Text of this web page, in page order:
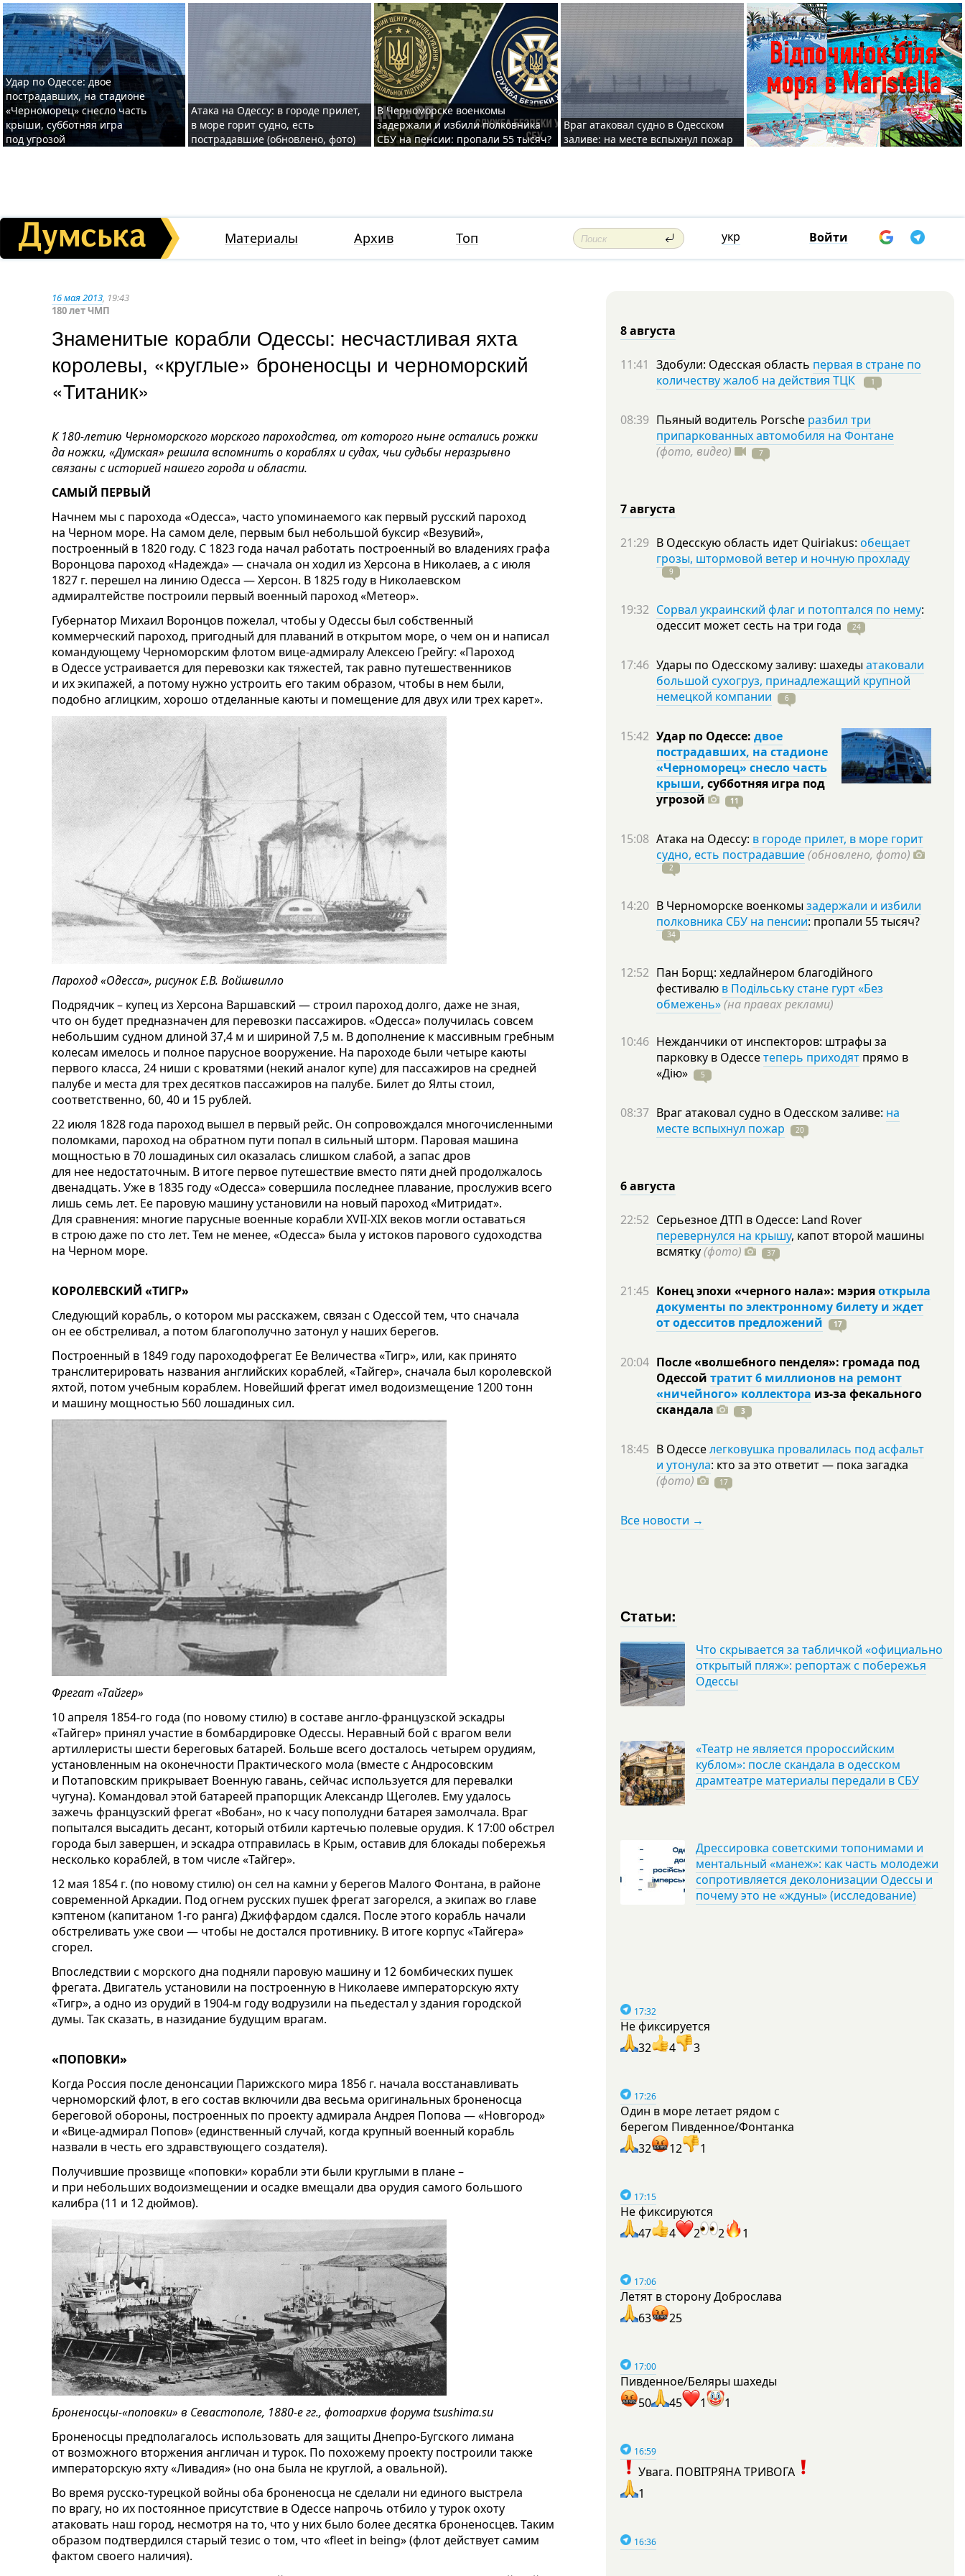
Удар по Одессе: двое
пострадавших, на стадионе
«Черноморец» снесло часть
крыши, субботняя игра
под угрозой
Атака на Одессу: в городе прилет,
в море горит судно, есть
пострадавшие (обновлено, фото)
В Черноморске военкомы
задержали и избили полковника
СБУ на пенсии: пропали 55 тысяч?
Враг атаковал судно в Одесском
заливе: на месте вспыхнул пожар
Материалы Архив Топ укр Войти
16 мая 2013, 19:43
180 лет ЧМП
Знаменитые корабли Одессы: несчастливая яхта
королевы, «круглые» броненосцы и черноморский
«Титаник»
К 180-летию Черноморского морского пароходства, от которого ныне остались рожки
да ножки, «Думская» решила вспомнить о кораблях и судах, чьи судьбы неразрывно
связаны с историей нашего города и области.
САМЫЙ ПЕРВЫЙ
Начнем мы с парохода «Одесса», часто упоминаемого как первый русский пароход
на Черном море. На самом деле, первым был небольшой буксир «Везувий»,
построенный в 1820 году. С 1823 года начал работать построенный во владениях графа
Воронцова пароход «Надежда» — сначала он ходил из Херсона в Николаев, а с июля
1827 г. перешел на линию Одесса — Херсон. В 1825 году в Николаевском
адмиралтействе построили первый военный пароход «Метеор».
Губернатор Михаил Воронцов пожелал, чтобы у Одессы был собственный
коммерческий пароход, пригодный для плаваний в открытом море, о чем он и написал
командующему Черноморским флотом вице-адмиралу Алексею Грейгу: «Пароход
в Одессе устраивается для перевозки как тяжестей, так равно путешественников
и их экипажей, а потому нужно устроить его таким образом, чтобы в нем были,
подобно аглицким, хорошо отделанные каюты и помещение для двух или трех карет».
Пароход «Одесса», рисунок Е.В. Войшвилло
Подрядчик – купец из Херсона Варшавский — строил пароход долго, даже не зная,
что он будет предназначен для перевозки пассажиров. «Одесса» получилась совсем
небольшим судном длиной 37,4 м и шириной 7,5 м. В дополнение к массивным гребным
колесам имелось и полное парусное вооружение. На пароходе были четыре каюты
первого класса, 24 ниши с кроватями (некий аналог купе) для пассажиров на средней
палубе и места для трех десятков пассажиров на палубе. Билет до Ялты стоил,
соответственно, 60, 40 и 15 рублей.
22 июля 1828 года пароход вышел в первый рейс. Он сопровождался многочисленными
поломками, пароход на обратном пути попал в сильный шторм. Паровая машина
мощностью в 70 лошадиных сил оказалась слишком слабой, а запас дров
для нее недостаточным. В итоге первое путешествие вместо пяти дней продолжалось
двенадцать. Уже в 1835 году «Одесса» совершила последнее плавание, прослужив всего
лишь семь лет. Ее паровую машину установили на новый пароход «Митридат».
Для сравнения: многие парусные военные корабли XVII-XIX веков могли оставаться
в строю даже по сто лет. Тем не менее, «Одесса» была у истоков парового судоходства
на Черном море.
КОРОЛЕВСКИЙ «ТИГР»
Следующий корабль, о котором мы расскажем, связан с Одессой тем, что сначала
он ее обстреливал, а потом благополучно затонул у наших берегов.
Построенный в 1849 году пароходофрегат Ее Величества «Тигр», или, как принято
транслитерировать названия английских кораблей, «Тайгер», сначала был королевской
яхтой, потом учебным кораблем. Новейший фрегат имел водоизмещение 1200 тонн
и машину мощностью 560 лошадиных сил.
Фрегат «Тайгер»
10 апреля 1854-го года (по новому стилю) в составе англо-французской эскадры
«Тайгер» принял участие в бомбардировке Одессы. Неравный бой с врагом вели
артиллеристы шести береговых батарей. Больше всего досталось четырем орудиям,
установленным на оконечности Практического мола (вместе с Андросовским
и Потаповским прикрывает Военную гавань, сейчас используется для перевалки
чугуна). Командовал этой батареей прапорщик Александр Щеголев. Ему удалось
зажечь французский фрегат «Вобан», но к часу пополудни батарея замолчала. Враг
попытался высадить десант, который отбили картечью полевые орудия. К 17:00 обстрел
города был завершен, и эскадра отправилась в Крым, оставив для блокады побережья
несколько кораблей, в том числе «Тайгер».
12 мая 1854 г. (по новому стилю) он сел на камни у берегов Малого Фонтана, в районе
современной Аркадии. Под огнем русских пушек фрегат загорелся, а экипаж во главе
кэптеном (капитаном 1-го ранга) Джиффардом сдался. После этого корабль начали
обстреливать уже свои — чтобы не достался противнику. В итоге корпус «Тайгера»
сгорел.
Впоследствии с морского дна подняли паровую машину и 12 бомбических пушек
фрегата. Двигатель установили на построенную в Николаеве императорскую яхту
«Тигр», а одно из орудий в 1904-м году водрузили на пьедестал у здания городской
думы. Так сказать, в назидание будущим врагам.
«ПОПОВКИ»
Когда Россия после денонсации Парижского мира 1856 г. начала восстанавливать
черноморский флот, в его состав включили два весьма оригинальных броненосца
береговой обороны, построенных по проекту адмирала Андрея Попова — «Новгород»
и «Вице-адмирал Попов» (единственный случай, когда крупный военный корабль
назвали в честь его здравствующего создателя).
Получившие прозвище «поповки» корабли эти были круглыми в плане –
и при небольших водоизмещении и осадке вмещали два орудия самого большого
калибра (11 и 12 дюймов).
Броненосцы-«поповки» в Севастополе, 1880-е гг., фотоархив форума tsushima.su
Броненосцы предполагалось использовать для защиты Днепро-Бугского лимана
от возможного вторжения англичан и турок. По похожему проекту построили также
императорскую яхту «Ливадия» (но она была не круглой, а овальной).
Во время русско-турецкой войны оба броненосца не сделали ни единого выстрела
по врагу, но их постоянное присутствие в Одессе напрочь отбило у турок охоту
атаковать наш город, несмотря на то, что у них было более десятка броненосцев. Таким
образом подтвердился старый тезис о том, что «fleet in being» (флот действует самим
фактом своего наличия).
8 августа
11:41 Здобули: Одесская область первая в стране по
количеству жалоб на действия ТЦК
1
08:39 Пьяный водитель Porsche разбил три
припаркованных автомобиля на Фонтане
(фото, видео)
7
7 августа
21:29 В Одесскую область идет Quiriakus: обещает
грозы, штормовой ветер и ночную прохладу
9
19:32 Сорвал украинский флаг и потоптался по нему:
одессит может сесть на три года 24
17:46 Удары по Одесскому заливу: шахеды атаковали
большой сухогруз, принадлежащий крупной
немецкой компании
6
15:42 Удар по Одессе: двое
пострадавших, на стадионе
«Черноморец» снесло часть
крыши, субботняя игра под
угрозой
11
15:08 Атака на Одессу: в городе прилет, в море горит
судно, есть пострадавшие(обновлено, фото)
2
14:20 В Черноморске военкомы задержали и избили
полковника СБУ на пенсии: пропали 55тысяч?
34
12:52 Пан Борщ: хедлайнером благодійного
фестивалю в Подільську стане гурт «Без
обмежень»(на правах реклами)
10:46 Нежданчики от инспекторов: штрафы за
парковку в Одессетеперь приходят прямо в
«Дію»
5
08:37 Враг атаковал судно в Одесском заливе: на
месте вспыхнул пожар
20
6 августа
22:52 Серьезное ДТП в Одессе: Land Rover
перевернулся на крышу, капот второй машины
всмятку(фото) 37
21:45 Конец эпохи «черного нала»: мэрияоткрыла
документы по электронному билету и ждет
от одесситов предложений
17
20:04 После «волшебного пенделя»: громада под
Одессой тратит 6 миллионов на ремонт
«ничейного» коллектора из-за фекального
скандала
3
18:45 В Одесселегковушка провалилась под асфальт
и утонула: кто за это ответит — пока загадка
(фото)
17
Все новости →
Статьи:
Что скрывается за табличкой «официально
открытый пляж»: репортаж с побережья
Одессы
«Театр не является пророссийским
кублом»: после скандала в одесском
драмтеатре материалы передали в СБУ
Дрессировка советскими топонимами и
ментальный «манеж»: как часть молодежи
сопротивляется деколонизации Одессы и
почему это не «ждуны» (исследование)
17:32
Не фиксируется
32
4 3
17:26
Один в море летает рядом с
берегом Пивденное/Фонтанка
32
12 1
17:15
Не фиксируются
47
4 2 2 1
17:06
Летят в сторону Доброслава
63
25
17:00
Пивденное/Беляры шахеды
50
45 1 1
16:59
Увага. ПОВІТРЯНА ТРИВОГА
1
16:36